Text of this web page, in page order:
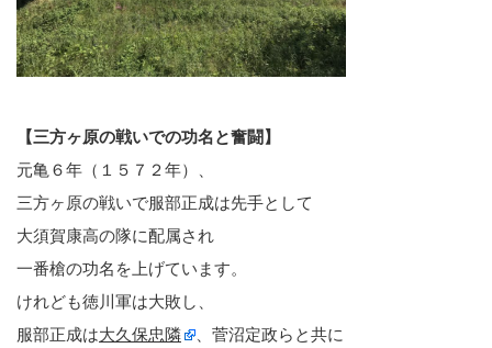
【三方ヶ原の戦いでの功名と奮闘】
元亀６年（１５７２年）、
三方ヶ原の戦いで服部正成は先手として
大須賀康高の隊に配属され
一番槍の功名を上げています。
けれども徳川軍は大敗し、
服部正成は大久保忠隣
、菅沼定政らと共に